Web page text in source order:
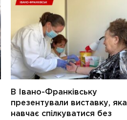
В Івано-Франківську
презентували виставку, яка
навчає спілкуватися без